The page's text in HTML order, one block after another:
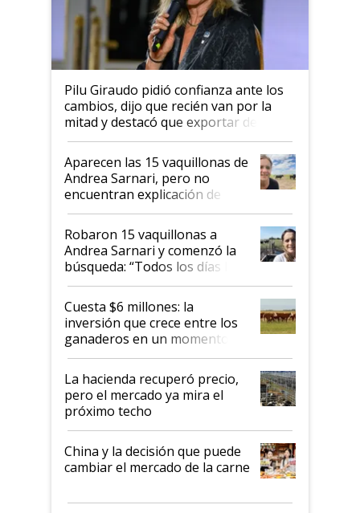
Pilu Giraudo pidió confianza ante los
cambios, dijo que recién van por la
mitad y destacó que exportar dejó de
ser "para unos pocos": "Tenemos un
mandato muy claro del gobierno
nacional"
Aparecen las 15 vaquillonas de
Andrea Sarnari, pero no
encuentran explicación de
cómo llegaron allí
Robaron 15 vaquillonas a
Andrea Sarnari y comenzó la
búsqueda: “Todos los días le
toca a algún productor”
Cuesta $6 millones: la
inversión que crece entre los
ganaderos en un momento
histórico para la actividad
La hacienda recuperó precio,
pero el mercado ya mira el
próximo techo
China y la decisión que puede
cambiar el mercado de la carne